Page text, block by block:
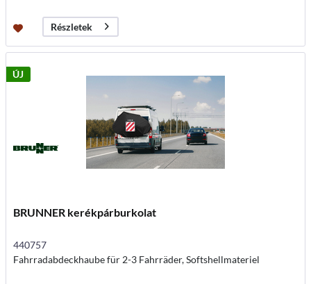
Részletek
ÚJ
BRUNNER kerékpárburkolat
440757
Fahrradabdeckhaube für 2-3 Fahrräder, Softshellmateriel